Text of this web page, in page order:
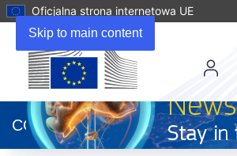
Skip to main content
Oficjalna strona internetowa UE
otworzy
się
w
CORDIS